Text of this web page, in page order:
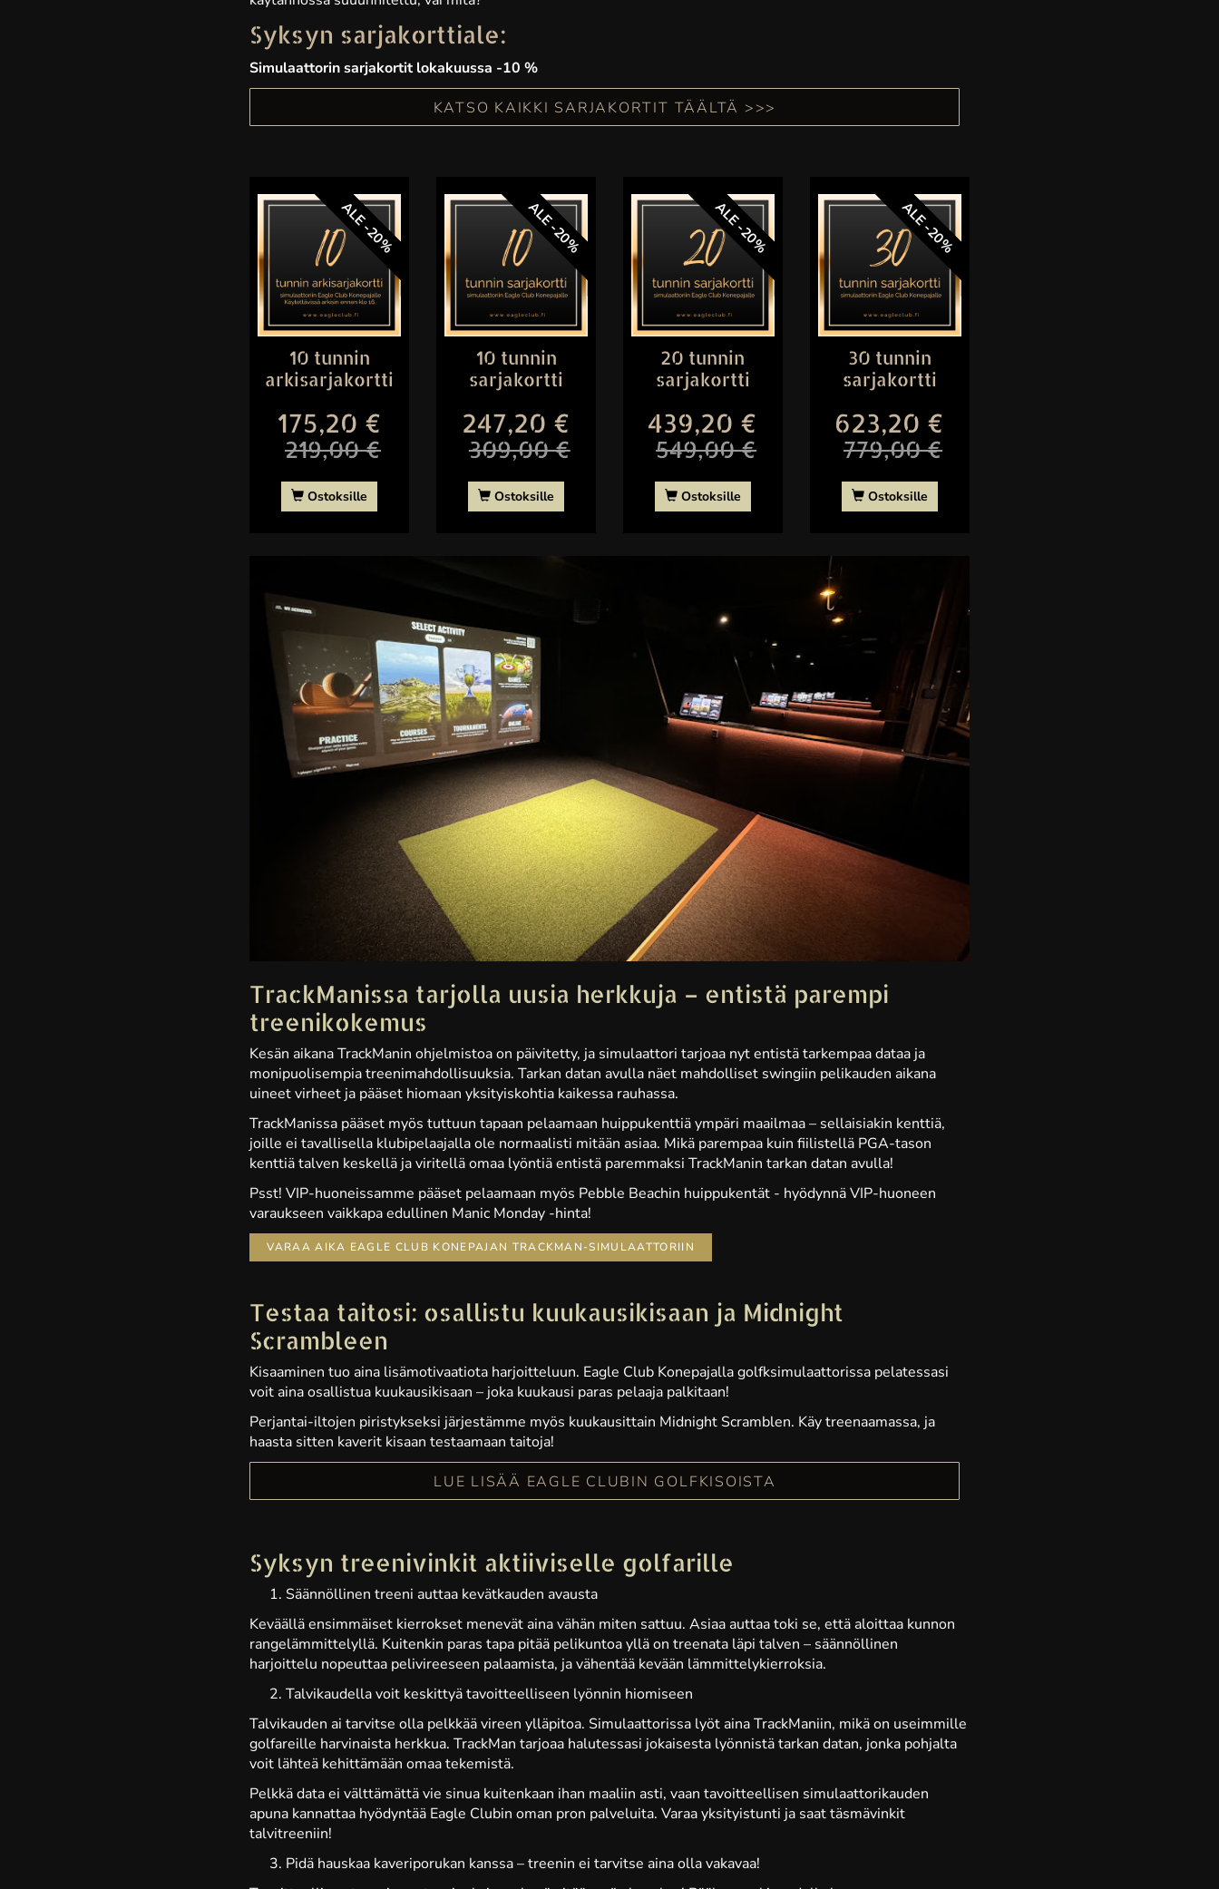
Syksyn sarjakorttiale:
Simulaattorin sarjakortit lokakuussa -10 %
KATSO KAIKKI SARJAKORTIT TÄÄLTÄ >>>
ALE -20%
10 tunnin
arkisarjakortti
175,20 €
219,00 €
Ostoksille
ALE -20%
10 tunnin
sarjakortti
247,20 €
309,00 €
Ostoksille
ALE -20%
20 tunnin
sarjakortti
439,20 €
549,00 €
Ostoksille
ALE -20%
30 tunnin
sarjakortti
623,20 €
779,00 €
Ostoksille
TrackManissa tarjolla uusia herkkuja – entistä parempi
treenikokemus
Kesän aikana TrackManin ohjelmistoa on päivitetty, ja simulaattori tarjoaa nyt entistä tarkempaa dataa ja
monipuolisempia treenimahdollisuuksia. Tarkan datan avulla näet mahdolliset swingiin pelikauden aikana
uineet virheet ja pääset hiomaan yksityiskohtia kaikessa rauhassa.
TrackManissa pääset myös tuttuun tapaan pelaamaan huippukenttiä ympäri maailmaa – sellaisiakin kenttiä,
joille ei tavallisella klubipelaajalla ole normaalisti mitään asiaa. Mikä parempaa kuin fiilistellä PGA-tason
kenttiä talven keskellä ja viritellä omaa lyöntiä entistä paremmaksi TrackManin tarkan datan avulla!
Psst! VIP-huoneissamme pääset pelaamaan myös Pebble Beachin huippukentät - hyödynnä VIP-huoneen
varaukseen vaikkapa edullinen Manic Monday -hinta!
VARAA AIKA EAGLE CLUB KONEPAJAN TRACKMAN-SIMULAATTORIIN
Testaa taitosi: osallistu kuukausikisaan ja Midnight
Scrambleen
Kisaaminen tuo aina lisämotivaatiota harjoitteluun. Eagle Club Konepajalla golfksimulaattorissa pelatessasi
voit aina osallistua kuukausikisaan – joka kuukausi paras pelaaja palkitaan!
Perjantai-iltojen piristykseksi järjestämme myös kuukausittain Midnight Scramblen. Käy treenaamassa, ja
haasta sitten kaverit kisaan testaamaan taitoja!
LUE LISÄÄ EAGLE CLUBIN GOLFKISOISTA
Syksyn treenivinkit aktiiviselle golfarille
Säännöllinen treeni auttaa kevätkauden avausta
Keväällä ensimmäiset kierrokset menevät aina vähän miten sattuu. Asiaa auttaa toki se, että aloittaa kunnon
rangelämmittelyllä. Kuitenkin paras tapa pitää pelikuntoa yllä on treenata läpi talven – säännöllinen
harjoittelu nopeuttaa pelivireeseen palaamista, ja vähentää kevään lämmittelykierroksia.
Talvikaudella voit keskittyä tavoitteelliseen lyönnin hiomiseen
Talvikauden ai tarvitse olla pelkkää vireen ylläpitoa. Simulaattorissa lyöt aina TrackManiin, mikä on useimmille
golfareille harvinaista herkkua. TrackMan tarjoaa halutessasi jokaisesta lyönnistä tarkan datan, jonka pohjalta
voit lähteä kehittämään omaa tekemistä.
Pelkkä data ei välttämättä vie sinua kuitenkaan ihan maaliin asti, vaan tavoitteellisen simulaattorikauden
apuna kannattaa hyödyntää Eagle Clubin oman pron palveluita. Varaa yksityistunti ja saat täsmävinkit
talvitreeniin!
Pidä hauskaa kaveriporukan kanssa – treenin ei tarvitse aina olla vakavaa!